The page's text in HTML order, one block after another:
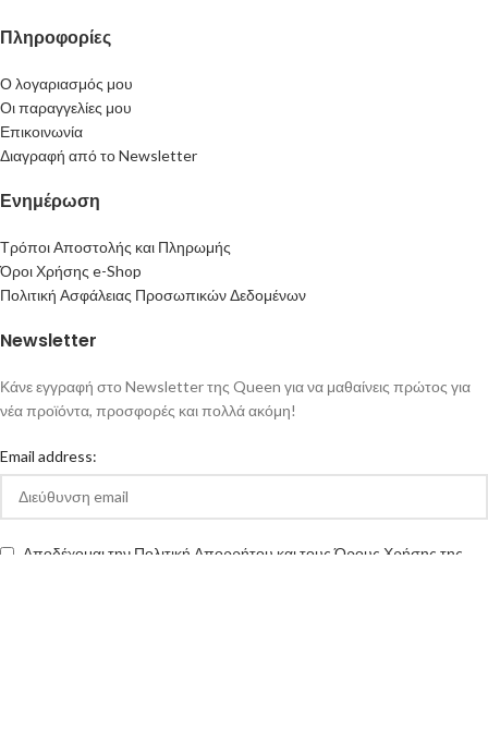
Πληροφορίες
Ο λογαριασμός μου
Οι παραγγελίες μου
Επικοινωνία
Διαγραφή από το Newsletter
Ενημέρωση
Τρόποι Αποστολής και Πληρωμής
Όροι Χρήσης e-Shop
Πολιτική Ασφάλειας Προσωπικών Δεδομένων
Newsletter
Κάνε εγγραφή στο Newsletter της Queen για να μαθαίνεις πρώτος για
νέα προϊόντα, προσφορές και πολλά ακόμη!
Email address:
Αποδέχομαι την Πολιτική Απορρήτου και τους Όρους Χρήσης της